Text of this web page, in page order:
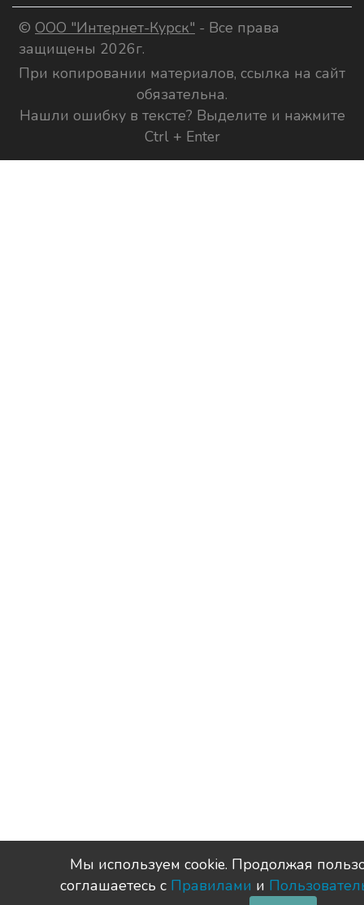
© ООО "Интернет-Курск" - Все права
защищены 2026г.
При копировании материалов, ссылка на сайт
обязательна.
Нашли ошибку в тексте? Выделите и нажмите
Ctrl + Enter
Мы используем сookie. Продолжая
соглашаетесь с Правилами и